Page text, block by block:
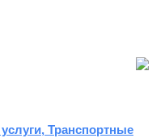
Транспортные